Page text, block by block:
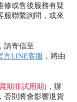
修或售後服務有疑
服聯繫詢問，或來
請寄信至
方LINE客服 ，將由
期非試用期) ，辦
否則將會影響退貨